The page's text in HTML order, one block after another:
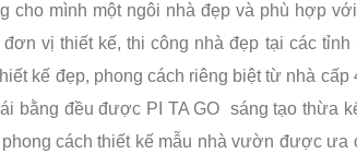
cho mình một ngôi nhà đẹp và phù hợp
vị thiết kế, thi công nhà đẹp tại các tỉnh
kế đẹp, phong cách riêng biệt từ nhà cấp
bằng đều được PI TA GO sáng tạo thừa
cách thiết kế mẫu nhà vườn được ưa